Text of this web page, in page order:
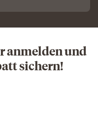
anmelden und
sichern!